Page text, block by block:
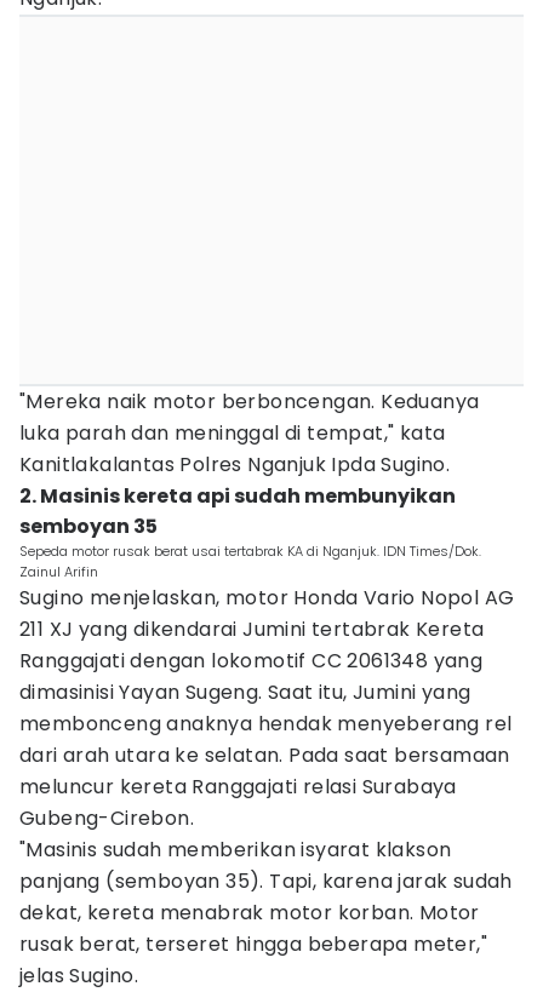
"Mereka naik motor berboncengan. Keduanya
luka parah dan meninggal di tempat," kata
Kanitlakalantas Polres Nganjuk Ipda Sugino.
2. Masinis kereta api sudah membunyikan
semboyan 35
Sepeda motor rusak berat usai tertabrak KA di Nganjuk. IDN Times/Dok.
Zainul Arifin
Sugino menjelaskan, motor Honda Vario Nopol AG
211 XJ yang dikendarai Jumini tertabrak Kereta
Ranggajati dengan lokomotif CC 2061348 yang
dimasinisi Yayan Sugeng. Saat itu, Jumini yang
membonceng anaknya hendak menyeberang rel
dari arah utara ke selatan. Pada saat bersamaan
meluncur kereta Ranggajati relasi Surabaya
Gubeng-Cirebon.
"Masinis sudah memberikan isyarat klakson
panjang (semboyan 35). Tapi, karena jarak sudah
dekat, kereta menabrak motor korban. Motor
rusak berat, terseret hingga beberapa meter,"
jelas Sugino.